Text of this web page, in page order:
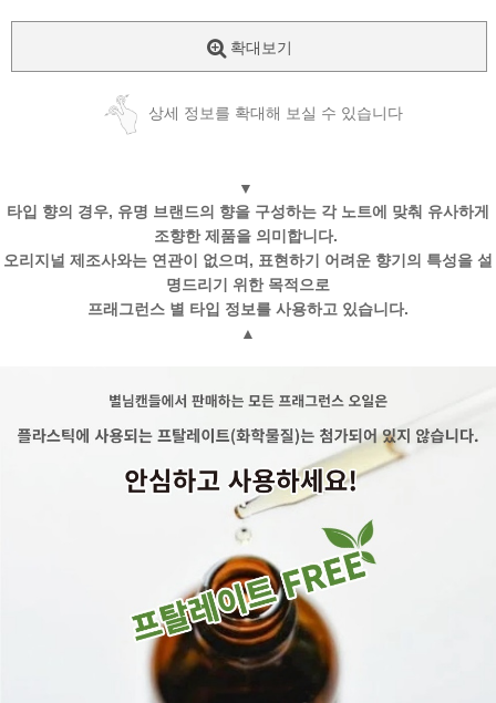
확대보기
상세 정보를 확대해 보실 수 있습니다
▼
타입 향의 경우, 유명 브랜드의 향을 구성하는 각 노트에 맞춰 유사하게
조향한 제품을 의미합니다.
오리지널 제조사와는 연관이 없으며, 표현하기 어려운 향기의 특성을 설
명드리기 위한 목적으로
프래그런스 별 타입 정보를 사용하고 있습니다.
▲